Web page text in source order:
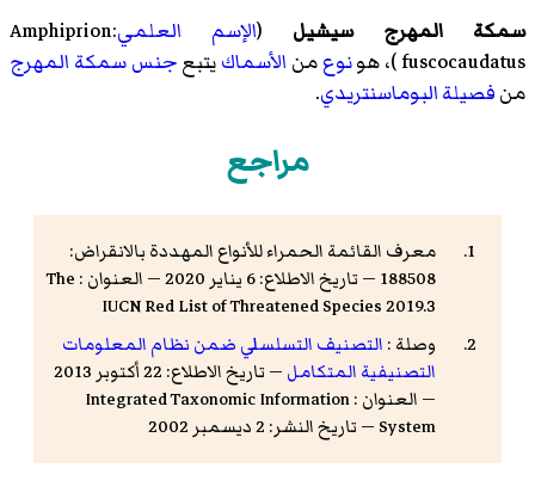
سمكة المهرج سيشيل (الإسم العلمي :Amphiprion
fuscocaudatus )، هو
نوعمن الأسماكيتبعجنس سمكة المهرج
منفصيلةالبوماسنتريدي.
مراجع
معرف القائمة الحمراء للأنواع المهددة بالانقراض:
188508 — تاريخ الاطلاع: 6 يناير 2020 — العنوان : The
IUCN Red List of Threatened Species 2019.3
وصلة : التصنيف التسلسلي ضمن نظام المعلومات
التصنيفية المتكامل
— تاريخ الاطلاع: 22 أكتوبر 2013
— العنوان : Integrated Taxonomic Information
System — تاريخ النشر: 2 ديسمبر 2002